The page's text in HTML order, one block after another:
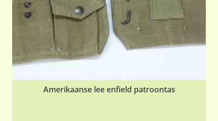
Amerikaanse lee enfield patroontas